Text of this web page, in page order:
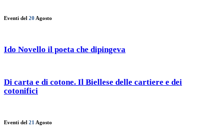
Eventi del 20 Agosto
Ido Novello il poeta che dipingeva
Di carta e di cotone. Il Biellese delle cartiere e dei
cotonifici
Eventi del 21 Agosto